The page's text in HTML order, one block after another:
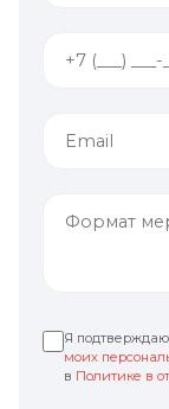
Я
моих
в Политике в